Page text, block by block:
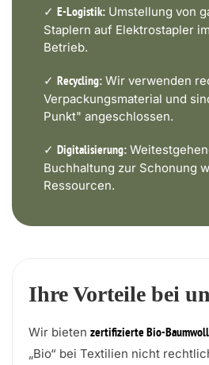
✓ E-Logistik: Umstellung von
Staplern auf Elektrostapler
Betrieb.
✓ Recycling: Wir verwenden
Verpackungsmaterial und
Punkt" angeschlossen.
✓ Digitalisierung:
Buchhaltung zur Schonung
Ressourcen.
Ihre Vorteile bei
Wir bieten zertifizierte Bio-
„Bio“ bei Textilien nicht